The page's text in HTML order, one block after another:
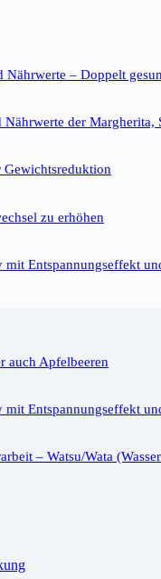
– Doppelt
der Margherita,
Gewichtsreduktion
zu erhöhen
mit Entspannungseffekt
auch Apfelbeeren
mit Entspannungseffekt
– Watsu/Wata